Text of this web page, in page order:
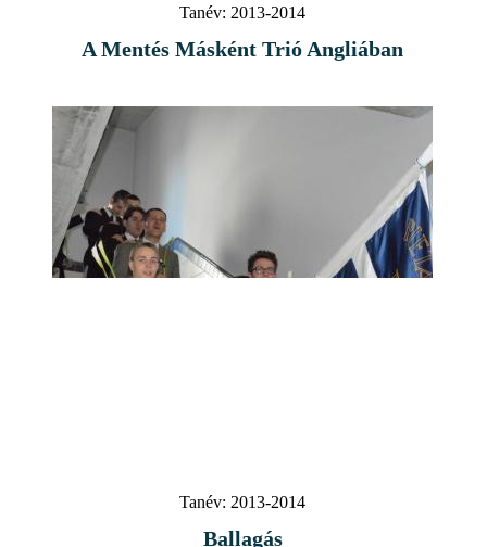
Tanév: 2013-2014
A Mentés Másként Trió Angliában
Tanév: 2013-2014
Ballagás